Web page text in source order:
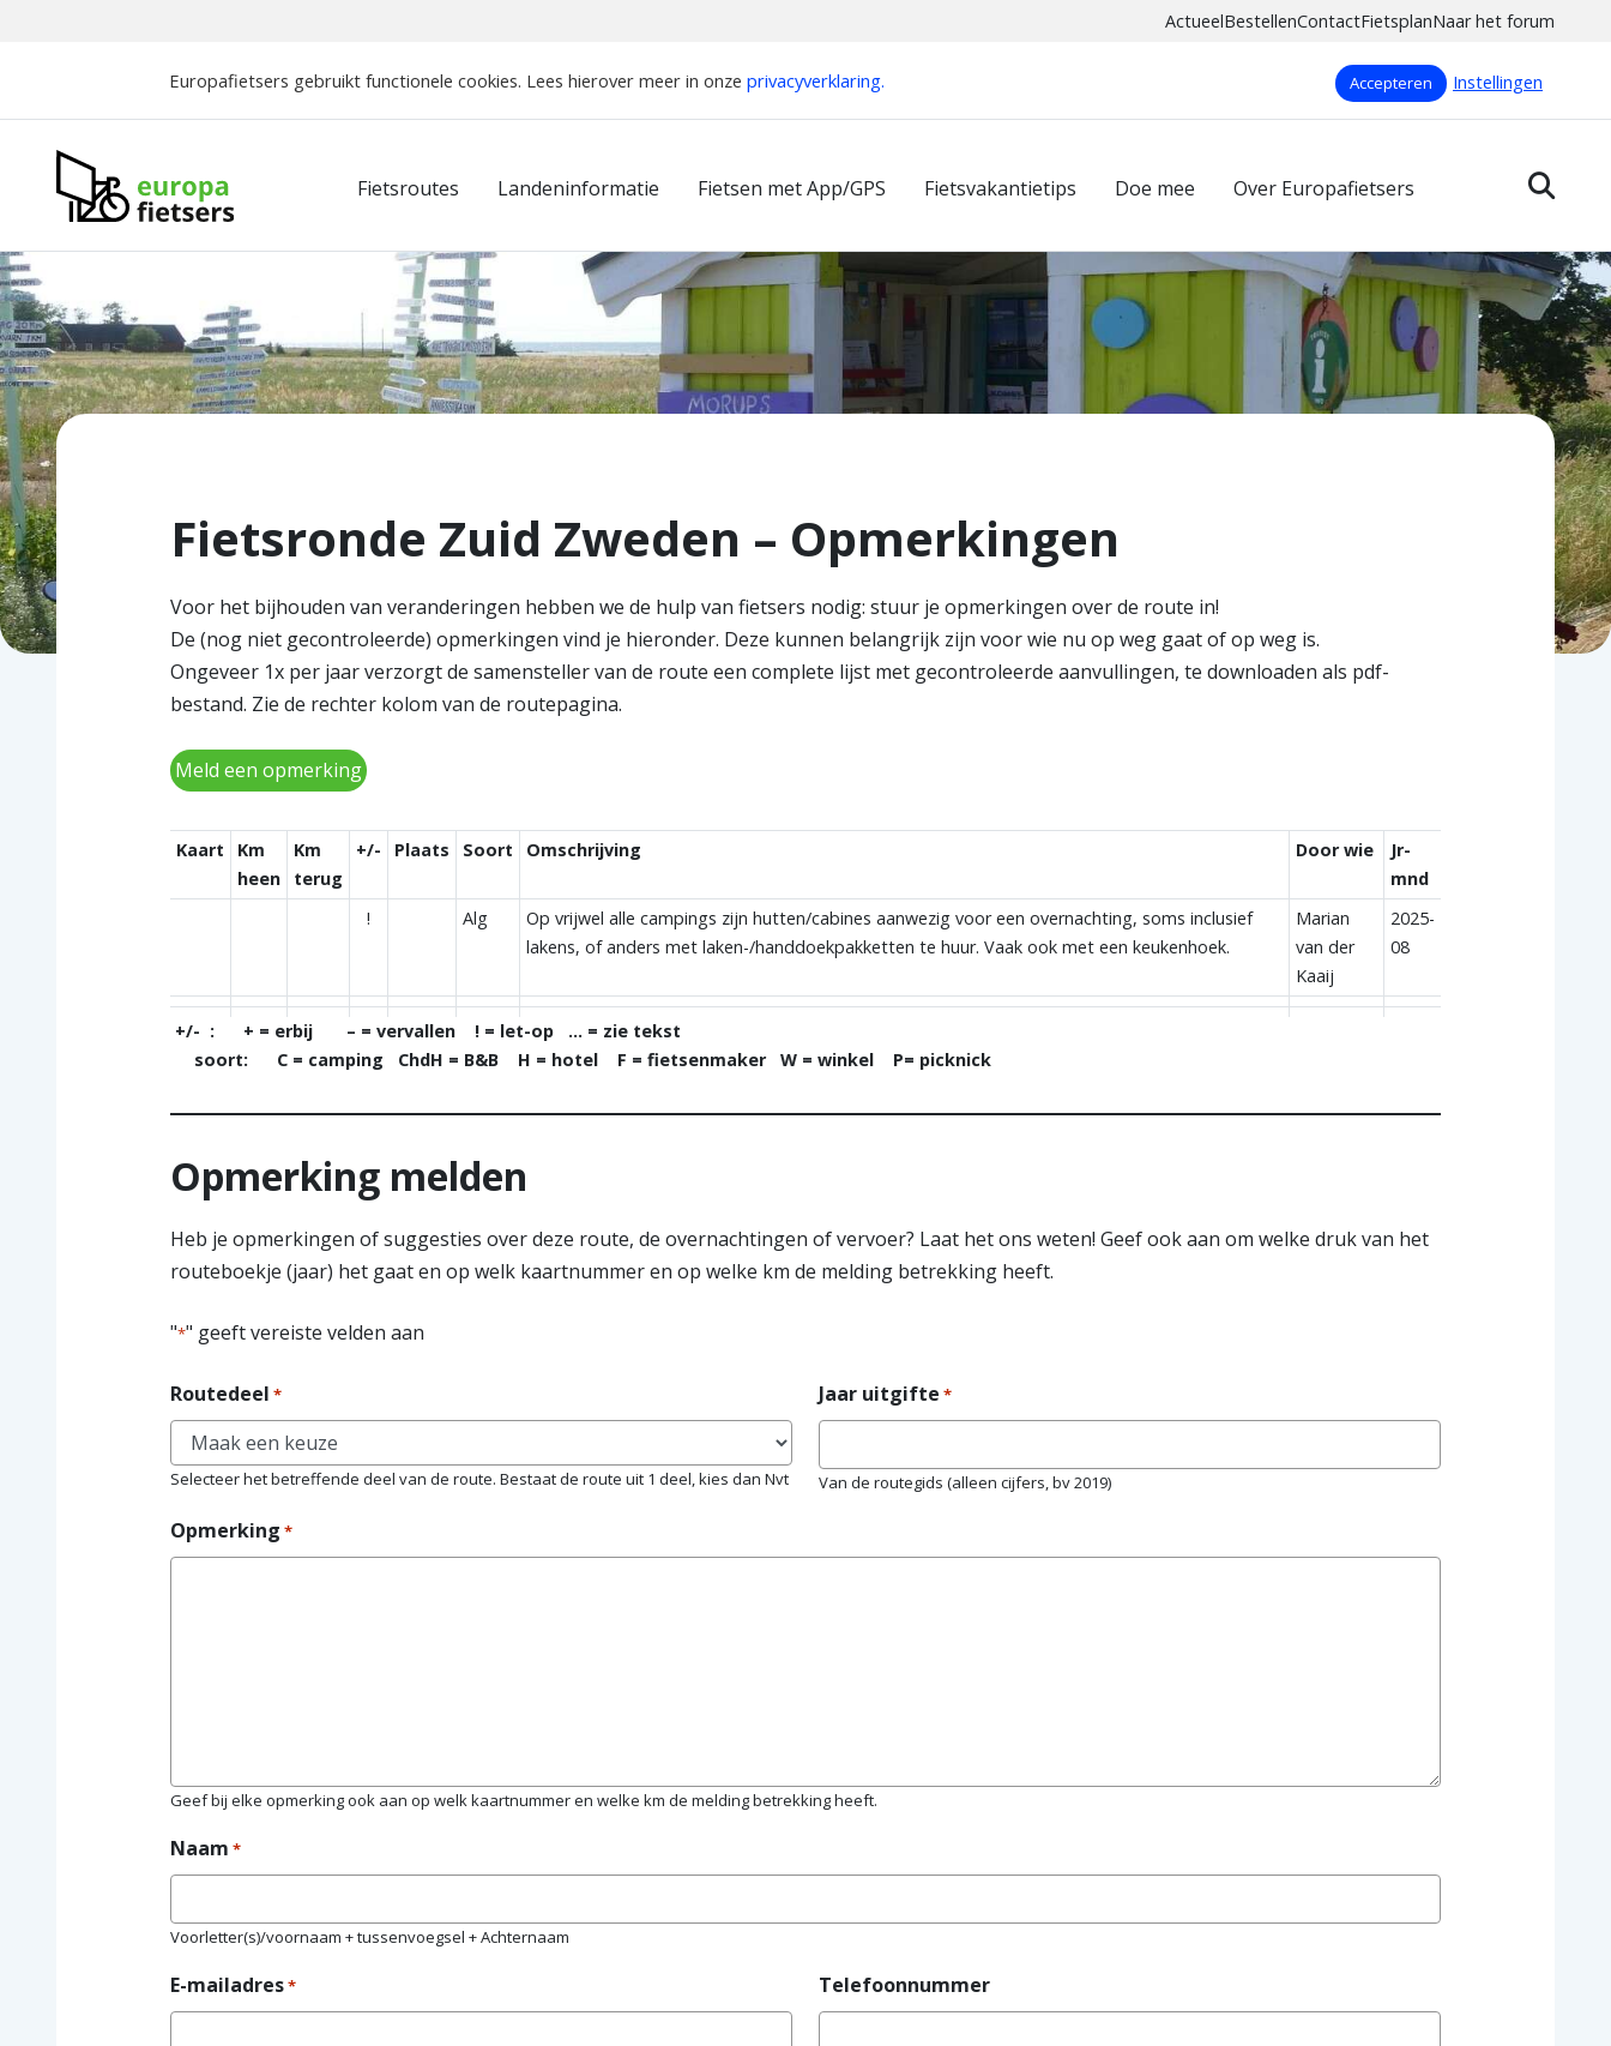
ActueelBestellenContactFietsplanNaar het forum
Europafietsers gebruikt functionele cookies. Lees hierover meer in onze privacyverklaring. Accepteren Instellingen
Europafietsers
Fietsroutes
Landeninformatie Fietsen met App/GPS Fietsvakantietips Doe mee Over Europafietsers
Home Fietsroutes
Fietsronde Zuid Zweden – Opmerkingen
Voor het bijhouden van veranderingen hebben we de hulp van fietsers nodig: stuur je opmerkingen over de route in!
De (nog niet gecontroleerde) opmerkingen vind je hieronder. Deze kunnen belangrijk zijn voor wie nu op weg gaat of op weg is.
Ongeveer 1x per jaar verzorgt de samensteller van de route een complete lijst met gecontroleerde aanvullingen, te downloaden als pdf-
bestand. Zie de rechter kolom van de routepagina.
Meld een opmerking
Kaart
Km
heen
Km
terug
+/- Plaats Soort Omschrijving Door wie
Jr-
mnd
!
Alg
Op vrijwel alle campings zijn hutten/cabines aanwezig voor een overnachting, soms inclusief
lakens, of anders met laken-/handdoekpakketten te huur. Vaak ook met een keukenhoek.
Marian
van der
Kaaij
2025-
08
+/- : + = erbij – = vervallen ! = let-op … = zie tekst
soort: C = camping ChdH = B&B H = hotel F = fietsenmaker W = winkel P= picknick
Opmerking melden
Heb je opmerkingen of suggesties over deze route, de overnachtingen of vervoer? Laat het ons weten! Geef ook aan om welke druk van het
routeboekje (jaar) het gaat en op welk kaartnummer en op welke km de melding betrekking heeft.
"*" geeft vereiste velden aan
Routedeel *
Selecteer het betreffende deel van de route. Bestaat de route uit 1 deel, kies dan Nvt
Jaar uitgifte *
Van de routegids (alleen cijfers, bv 2019)
Opmerking *
Geef bij elke opmerking ook aan op welk kaartnummer en welke km de melding betrekking heeft.
Naam *
Voorletter(s)/voornaam + tussenvoegsel + Achternaam
E-mailadres* Telefoonnummer